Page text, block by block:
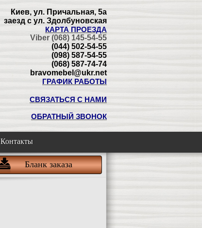
Киев, ул. Причальная, 5а
заезд с ул. Здолбуновская
КАРТА ПРОЕЗДА
Viber (068) 145-54-55
(044) 502-54-55
(098) 587-54-55
(068) 587-74-74
bravomebel@ukr.net
ГРАФИК РАБОТЫ
СВЯЗАТЬСЯ С НАМИ
ОБРАТНЫЙ ЗВОНОК
Контакты
Бланк заказа